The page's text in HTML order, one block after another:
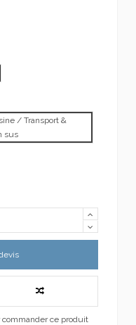
/ Transport &
sus
ce produit